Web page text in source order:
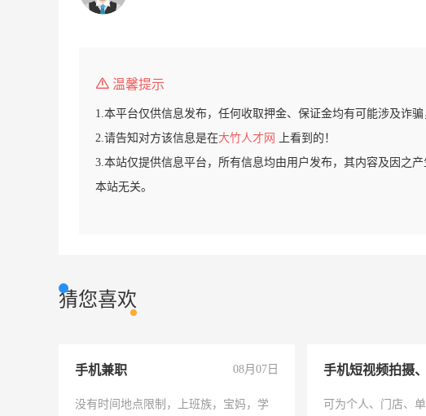
温馨提示
1.本平台仅供信息发布，任何收取押金、保证金均有可能涉及诈骗
2.请告知对方该信息是在大竹人才网
上看到的！
3.本站仅提供信息平台，所有信息均由用户发布，其内容及因之
本站无关。
猜您喜欢
手机兼职 08月07日
没有时间地点限制，上班族，宝妈，学
可为个人、门店、